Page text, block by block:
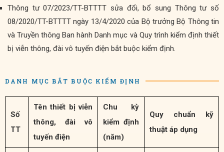
Thông tư 07/2023/TT-BTTTT sửa đổi, bổ sung Thông tư số
08/2020/TT-BTTTT ngày 13/4/2020 của Bộ trưởng Bộ Thông tin
và Truyền thông Ban hành Danh mục và Quy trình kiểm định thiết
bị viễn thông, đài vô tuyến điện bắt buộc kiểm định.
DANH MỤC BẮT BUỘC KIỂM ĐỊNH
Số
TT
Tên thiết bị viễn
thông, đài vô
tuyến điện
Chu kỳ
kiểm định
(năm)
Quy chuẩn kỹ
thuật áp dụng